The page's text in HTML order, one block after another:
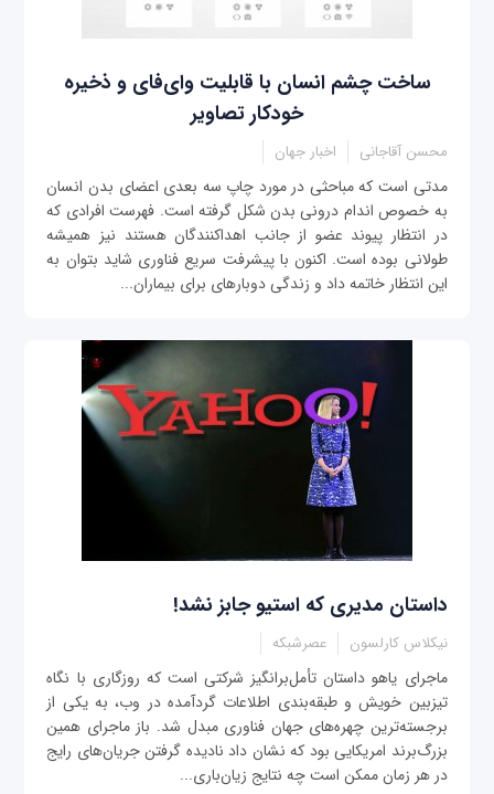
ساخت چشم انسان با قابلیت وای‌فای و ذخیره
خودکار تصاویر
محسن آقاجانی اخبار جهان
مدتی است که مباحثی در مورد چاپ سه بعدی اعضای بدن انسان
به خصوص اندام درونی بدن شکل گرفته است. فهرست افرادی که
در انتظار پیوند عضو از جانب اهداکنندگان هستند نیز همیشه
طولانی بوده است. اکنون با پیشرفت سریع فناوری شاید بتوان به
این انتظار خاتمه داد و زندگی دوباره‎ای برای بیماران...
داستان مدیری که استیو جابز نشد!
نيکلاس کارلسون عصرشبکه
ماجرای ياهو داستان تأمل‌برانگيز شركتی است كه روزگاری با نگاه
تيزبين خويش و طبقه‌بندی اطلاعات گردآمده در وب، به يكی از
برجسته‌ترين چهره‌های جهان فناوری مبدل شد. باز ماجرای همين
بزرگ‌برند امريكايی بود كه نشان داد ناديده گرفتن جريا‌ن‌های رايج
در هر زمان ممکن است چه نتايج زيان‌باری...